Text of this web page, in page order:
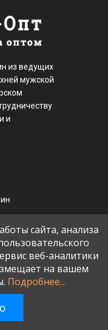
из ведущих
мужской
и
кожи
сайта, анализа
веб-аналитики
на вашем
Подробнее…